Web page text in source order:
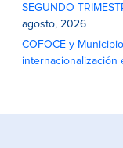
SEGUNDO
agosto, 2026
COFOCE y
internacionalización